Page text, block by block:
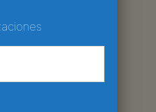
murió en el
en las
distintos